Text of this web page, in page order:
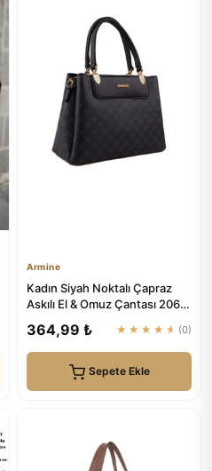
Armine
Kadın Siyah Noktalı Çapraz
Askılı El & Omuz Çantası 206 |
364,99 ₺ ★★★★★ (0)
Sepete Ekle